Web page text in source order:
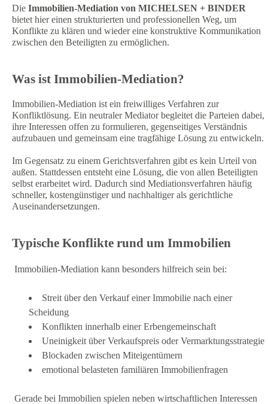
Die Immobilien-Mediation von MICHELSEN + BINDER
bietet hier einen strukturierten und professionellen Weg, um
Konflikte zu klären und wieder eine konstruktive Kommunikation
zwischen den Beteiligten zu ermöglichen.
Was ist Immobilien-Mediation?
Immobilien-Mediation ist ein freiwilliges Verfahren zur
Konfliktlösung. Ein neutraler Mediator begleitet die Parteien dabei,
ihre Interessen offen zu formulieren, gegenseitiges Verständnis
aufzubauen und gemeinsam eine tragfähige Lösung zu entwickeln.
Im Gegensatz zu einem Gerichtsverfahren gibt es kein Urteil von
außen. Stattdessen entsteht eine Lösung, die von allen Beteiligten
selbst erarbeitet wird. Dadurch sind Mediationsverfahren häufig
schneller, kostengünstiger und nachhaltiger als gerichtliche
Auseinandersetzungen.
Typische Konflikte rund um Immobilien
Immobilien-Mediation kann besonders hilfreich sein bei:
Streit über den Verkauf einer Immobilie nach einer
Scheidung
Konflikten innerhalb einer Erbengemeinschaft
Uneinigkeit über Verkaufspreis oder Vermarktungsstrategie
Blockaden zwischen Miteigentümern
emotional belasteten familiären Immobilienfragen
Gerade bei Immobilien spielen neben wirtschaftlichen Interessen